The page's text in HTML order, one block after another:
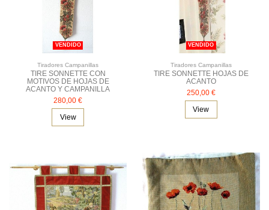
VENDIDO
Tiradores Campanillas
TIRE SONNETTE CON
MOTIVOS DE HOJAS DE
ACANTO Y CAMPANILLA
280,00 €
View
VENDIDO
Tiradores Campanillas
TIRE SONNETTE HOJAS DE
ACANTO
250,00 €
View